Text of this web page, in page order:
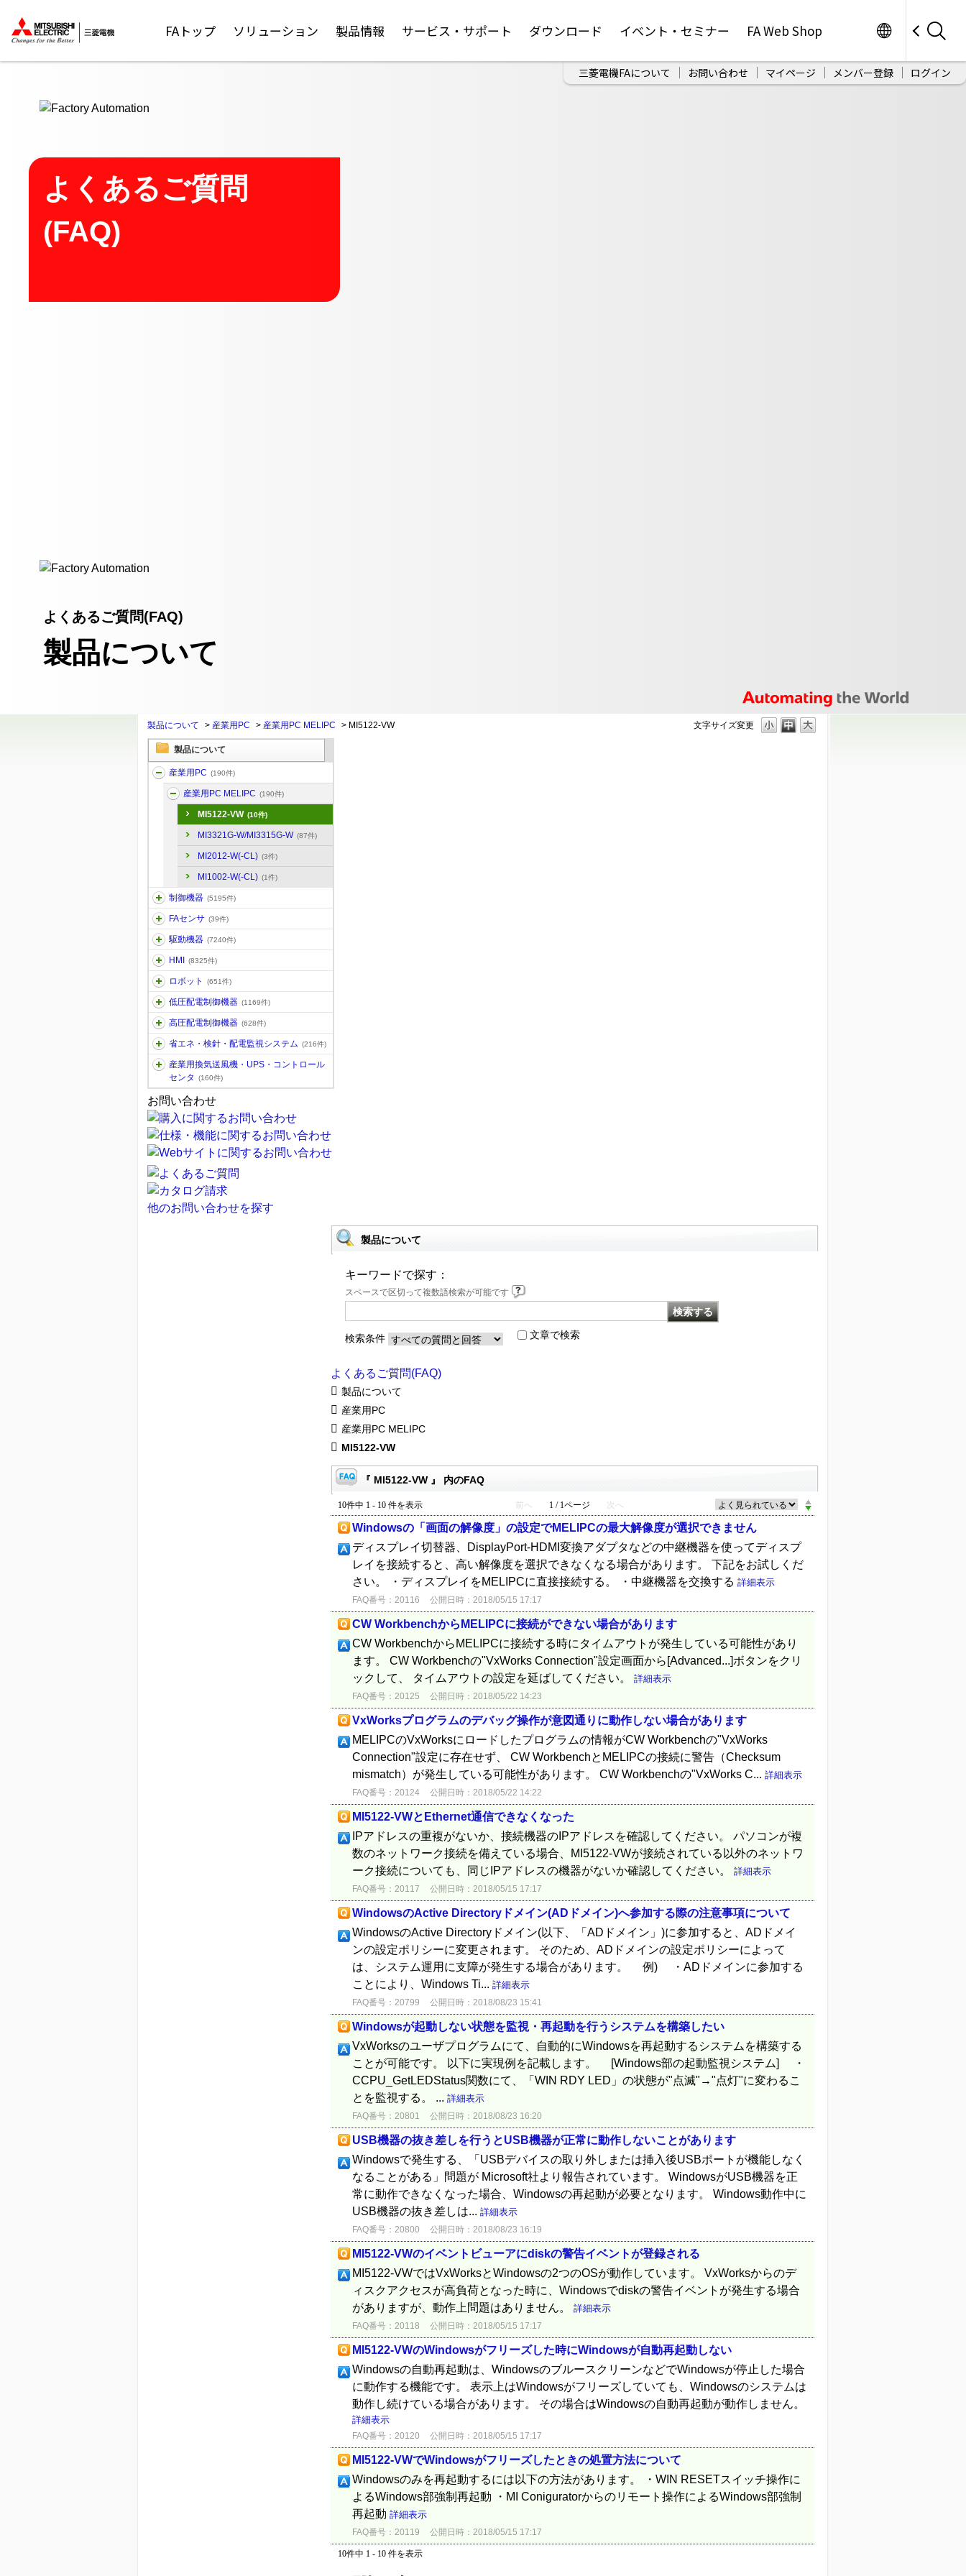
FAトップ ソリューション 製品情報 サービス・サポート ダウンロード イベント・セミナー FA Web Shop
三菱電機FAについて お問い合わせ マイページ メンバー登録 ログイン
よくあるご質問
(FAQ)
よくあるご質問(FAQ)
製品について
文字サイズ変更
製品について > 産業用PC > 産業用PC MELIPC > MI5122-VW
製品について
産業用PC (190件)
産業用PC MELIPC (190件)
MI5122-VW (10件)
MI3321G-W/MI3315G-W (87件)
MI2012-W(-CL) (3件)
MI1002-W(-CL) (1件)
制御機器 (5195件)
FAセンサ (39件)
駆動機器 (7240件)
HMI (8325件)
ロボット (651件)
低圧配電制御機器 (1169件)
高圧配電制御機器 (628件)
省エネ・検針・配電監視システム (216件)
産業用換気送風機・UPS・コントロール
センタ
(160件)
お問い合わせ
他のお問い合わせを探す
製品について
キーワードで探す：
スペースで区切って複数語検索が可能です
検索条件 文章で検索
よくあるご質問(FAQ)
製品について
産業用PC
産業用PC MELIPC
MI5122-VW
『 MI5122-VW 』 内のFAQ
10件中 1 - 10 件を表示 前へ 1 / 1ページ 次へ
Windowsの「画面の解像度」の設定でMELIPCの最大解像度が選択できません
ディスプレイ切替器、DisplayPort-HDMI変換アダプタなどの中継機器を使ってディスプ
レイを接続すると、高い解像度を選択できなくなる場合があります。 下記をお試しくだ
さい。 ・ディスプレイをMELIPCに直接接続する。 ・中継機器を交換する 詳細表示
FAQ番号：20116 公開日時：2018/05/15 17:17
CW WorkbenchからMELIPCに接続ができない場合があります
CW WorkbenchからMELIPCに接続する時にタイムアウトが発生している可能性があり
ます。 CW Workbenchの"VxWorks Connection"設定画面から[Advanced...]ボタンをクリ
ックして、 タイムアウトの設定を延ばしてください。 詳細表示
FAQ番号：20125 公開日時：2018/05/22 14:23
VxWorksプログラムのデバッグ操作が意図通りに動作しない場合があります
MELIPCのVxWorksにロードしたプログラムの情報がCW Workbenchの"VxWorks
Connection"設定に存在せず、 CW WorkbenchとMELIPCの接続に警告（Checksum
mismatch）が発生している可能性があります。 CW Workbenchの"VxWorks C... 詳細表示
FAQ番号：20124 公開日時：2018/05/22 14:22
MI5122-VWとEthernet通信できなくなった
IPアドレスの重複がないか、接続機器のIPアドレスを確認してください。 パソコンが複
数のネットワーク接続を備えている場合、MI5122-VWが接続されている以外のネットワ
ーク接続についても、同じIPアドレスの機器がないか確認してください。 詳細表示
FAQ番号：20117 公開日時：2018/05/15 17:17
WindowsのActive Directoryドメイン(ADドメイン)へ参加する際の注意事項について
WindowsのActive Directoryドメイン(以下、「ADドメイン」)に参加すると、ADドメイ
ンの設定ポリシーに変更されます。 そのため、ADドメインの設定ポリシーによって
は、システム運用に支障が発生する場合があります。 例) ・ADドメインに参加する
ことにより、Windows Ti... 詳細表示
FAQ番号：20799 公開日時：2018/08/23 15:41
Windowsが起動しない状態を監視・再起動を行うシステムを構築したい
VxWorksのユーザプログラムにて、自動的にWindowsを再起動するシステムを構築する
ことが可能です。 以下に実現例を記載します。 [Windows部の起動監視システム] ・
CCPU_GetLEDStatus関数にて、「WIN RDY LED」の状態が"点滅"→"点灯"に変わるこ
とを監視する。 ... 詳細表示
FAQ番号：20801 公開日時：2018/08/23 16:20
USB機器の抜き差しを行うとUSB機器が正常に動作しないことがあります
Windowsで発生する、「USBデバイスの取り外しまたは挿入後USBポートが機能しなく
なることがある」問題が Microsoft社より報告されています。 WindowsがUSB機器を正
常に動作できなくなった場合、Windowsの再起動が必要となります。 Windows動作中に
USB機器の抜き差しは... 詳細表示
FAQ番号：20800 公開日時：2018/08/23 16:19
MI5122-VWのイベントビューアにdiskの警告イベントが登録される
MI5122-VWではVxWorksとWindowsの2つのOSが動作しています。 VxWorksからのデ
ィスクアクセスが高負荷となった時に、Windowsでdiskの警告イベントが発生する場合
がありますが、動作上問題はありません。 詳細表示
FAQ番号：20118 公開日時：2018/05/15 17:17
MI5122-VWのWindowsがフリーズした時にWindowsが自動再起動しない
Windowsの自動再起動は、WindowsのブルースクリーンなどでWindowsが停止した場合
に動作する機能です。 表示上はWindowsがフリーズしていても、Windowsのシステムは
動作し続けている場合があります。 その場合はWindowsの自動再起動が動作しません。
詳細表示
FAQ番号：20120 公開日時：2018/05/15 17:17
MI5122-VWでWindowsがフリーズしたときの処置方法について
Windowsのみを再起動するには以下の方法があります。 ・WIN RESETスイッチ操作に
よるWindows部強制再起動 ・MI Coniguratorからのリモート操作によるWindows部強制
再起動 詳細表示
FAQ番号：20119 公開日時：2018/05/15 17:17
10件中 1 - 10 件を表示